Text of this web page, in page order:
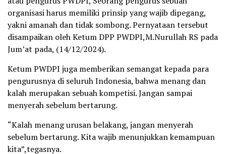
organisasi harus memiliki prinsip yang wajib dipegang,
yakni amanah dan tidak sombong. Pernyataan tersebut
disampaikan oleh Ketum DPP PWDPI,M.Nurullah RS pada
Jum’at pada, (14/12/2024).
Ketum PWDPI juga memberikan semangat kepada para
pengurusnya di seluruh Indonesia, bahwa menang dan
kalah merupakan sebuah kompetisi. Jangan sampai
menyerah sebelum bertarung.
“Kalah menang urusan belakang, jangan menyerah
sebelum bertarung. Kita wajib menunjukkan kemampuan
kita”,tegasnya.